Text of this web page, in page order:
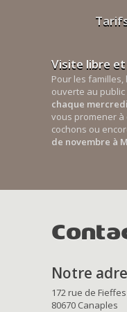
Visite libre
Pour les
ouverte au public
chaque
vous promener à
cochons ou
de novembre à
Notre
172 rue de Fieffes
80670 Canaples